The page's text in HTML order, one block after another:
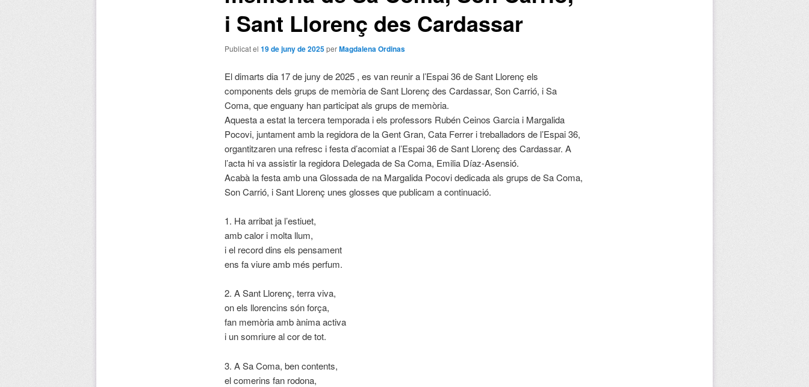
i Sant Llorenç des Cardassar
Publicat el 19 de juny de 2025perMagdalena Ordinas
El dimarts dia 17 de juny de 2025 , es van reunir a l’Espai 36 de Sant Llorenç els
components dels grups de memòria de Sant Llorenç des Cardassar, Son Carrió, i Sa
Coma, que enguany han participat als grups de memòria.
Aquesta a estat la tercera temporada i els professors Rubén Ceinos Garcia i Margalida
Pocovi, juntament amb la regidora de la Gent Gran, Cata Ferrer i treballadors de l’Espai 36,
organtitzaren una refresc i festa d’acomiat a l’Espai 36 de Sant Llorenç des Cardassar. A
l’acta hi va assistir la regidora Delegada de Sa Coma, Emilia Díaz-Asensió.
Acabà la festa amb una Glossada de na Margalida Pocovi dedicada als grups de Sa Coma,
Son Carrió, i Sant Llorenç unes glosses que publicam a continuació.
1. Ha arribat ja l’estiuet,
amb calor i molta llum,
i el record dins els pensament
ens fa viure amb més perfum.
2. A Sant Llorenç, terra viva,
on els llorencins són força,
fan memòria amb ànima activa
i un somriure al cor de tot.
3. A Sa Coma, ben contents,
el comerins fan rodona,